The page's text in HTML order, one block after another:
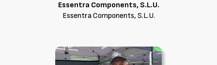
Essentra Components, S.L.U.
Essentra Components, S.L.U.